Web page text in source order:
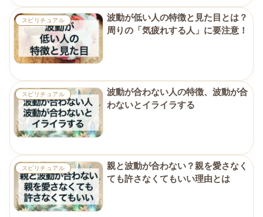
スピリチュアル
波動が低い人の特徴と見た目とは？
周りの「気疲れする人」に要注意！
スピリチュアル
波動が合わない人の特徴、波動が合
わないとイライラする
スピリチュアル
親と波動が合わない？親を愛さなく
ても許さなくてもいい理由とは